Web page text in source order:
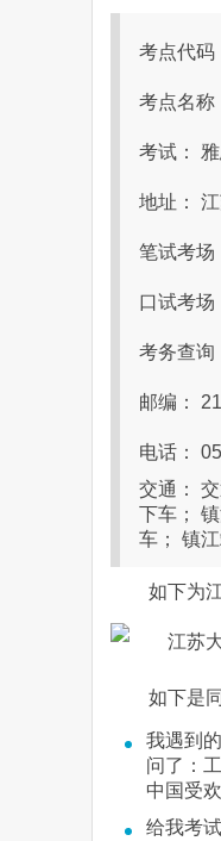
考点代码
考点名称
考试：
地址：
笔试考场
口试考场
考务查询
邮编：
电话：
交通：
下车；
车； 镇
如下为
如下是
我遇到
问了：
中国受
给我考